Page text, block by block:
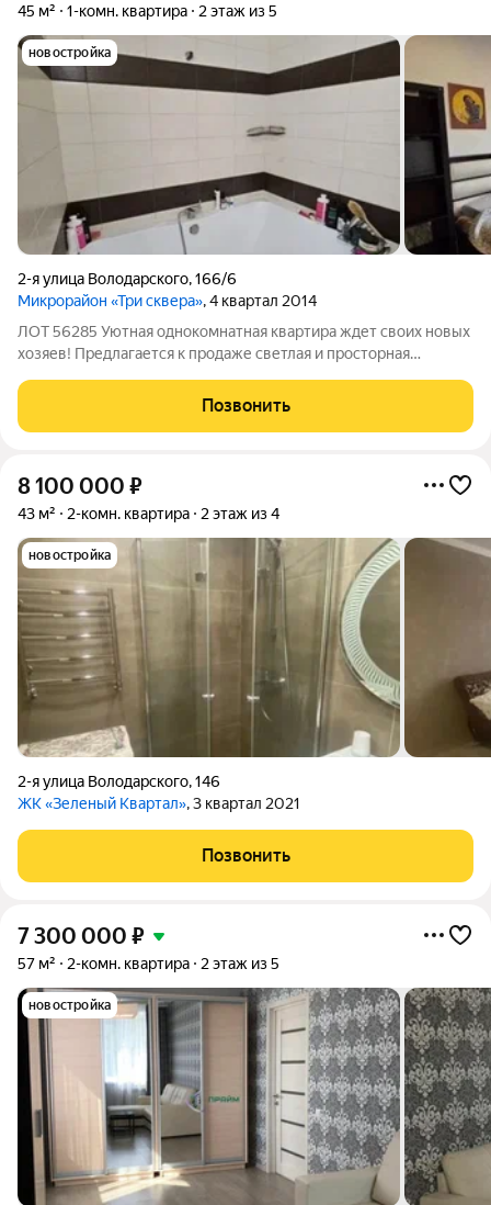
45 м² 1-комн. квартира 2 этаж из 5
новостройка
2-я улица Володарского,166/6
Микрорайон «Три сквера», 4 квартал 2014
ЛОТ 56285 Уютная однокомнатная квартира ждет своих новых
хозяев! Предлагается к продаже светлая и просторная
районе Ростова-на-Дону. Это современное воплощение
комфорта и качества жизни, построенное
Позвонить
8 100 000 ₽
43 м² 2-комн. квартира 2 этаж из 4
новостройка
2-я улица Володарского,146
ЖК «Зеленый Квартал», 3 квартал 2021
Позвонить
7 300 000 ₽
57 м² 2-комн. квартира 2 этаж из 5
новостройка